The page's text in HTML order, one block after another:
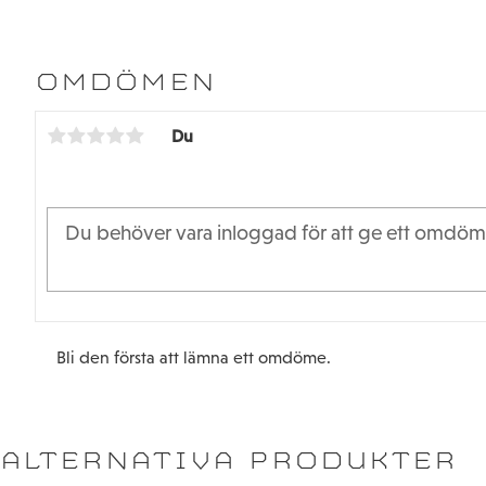
OMDÖMEN
Du
Bli den första att lämna ett omdöme.
ALTERNATIVA PRODUKTER